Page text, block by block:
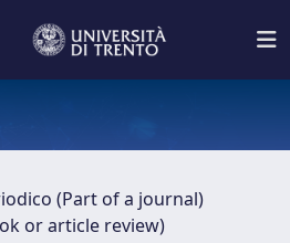
(Part of a journal)
or article review)